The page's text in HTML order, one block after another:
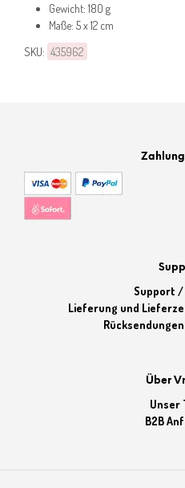
Gewicht: 180 g
Maße: 5 x 12 cm
SKU: 435962
Support
Lieferung und
Über
Unser
B2B